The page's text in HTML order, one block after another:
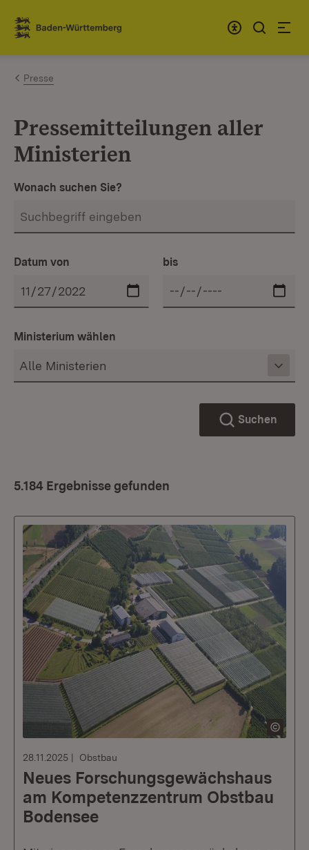
Zum Inhalt springen
Link zur Startseite
Presse
Pressemitteilungen aller
Ministerien
Wonach suchen Sie?
Datum von bis
Ministerium wählen
Suchen
5.184 Ergebnisse gefunden
28.11.2025 Obstbau
Neues Forschungsgewächshaus
am Kompetenzzentrum Obstbau
Bodensee